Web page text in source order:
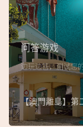
问答游戏
边玩边答，测试您
【澳門離島】